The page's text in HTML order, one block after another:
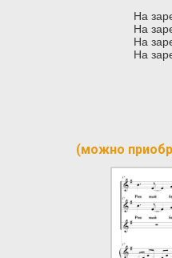
На
На
На
На
(можно